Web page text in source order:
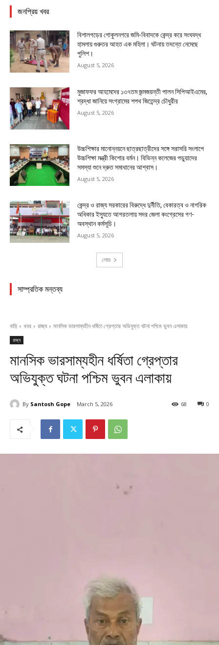
জনপ্রিয় খবর
বিশালগড়ের গোকুলনগরে জমি-বিবাদকে কেন্দ্র করে সংঘবদ্ধ
হামলায় গুরুতর আহত এক মহিলা। ঘটনায় তদন্তে নেমেছে
পুলিশ।
August 5, 2026
মুজাফফর আহমেদের ১৩৭তম জন্মজয়ন্তী পালন সিপিআইএমের,
শ্রদ্ধা জানিয়ে সংগ্রামের শপথ জিতেন্দ্র চৌধুরীর
August 5, 2026
উচ্চশিক্ষার মানোন্নয়নে ছাত্রছাত্রীদের সঙ্গে সরাসরি সংলাপে
উচ্চশিক্ষা মন্ত্রী কিশোর বর্মন। বিভিন্ন কলেজের পড়ুয়াদের
সমস্যা শুনে দ্রুত সমাধানের আশ্বাস।
August 5, 2026
কেন্দ্র ও রাজ্য সরকারের বিরুদ্ধে দুর্নীতি, বেকারত্ব ও নাগরিক
অধিকার ইস্যুতে আগরতলায় সদর জেলা কংগ্রেসের গণ-
অবস্থান কর্মসূচি।
August 5, 2026
লোড
সাম্প্রতিক মন্তব্য